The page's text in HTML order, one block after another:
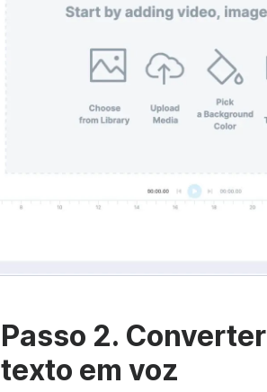
Passo 2. Converter
texto em voz